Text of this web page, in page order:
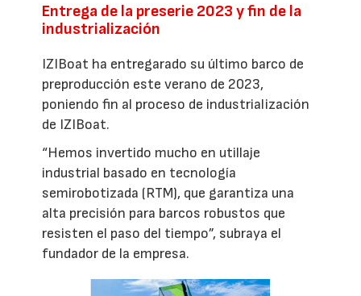
Entrega de la preserie 2023 y fin de la
industrialización
IZIBoat ha entregarado su último barco de
preproducción este verano de 2023,
poniendo fin al proceso de industrialización
de IZIBoat.
“Hemos invertido mucho en utillaje
industrial basado en tecnología
semirobotizada (RTM), que garantiza una
alta precisión para barcos robustos que
resisten el paso del tiempo”, subraya el
fundador de la empresa.